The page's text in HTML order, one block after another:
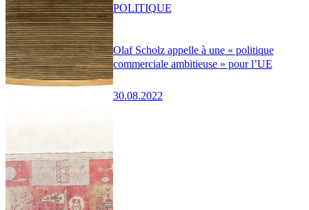
Olaf Scholz appelle à une « politique
commerciale ambitieuse » pour l’UE
30.08.2022
POLITIQUE